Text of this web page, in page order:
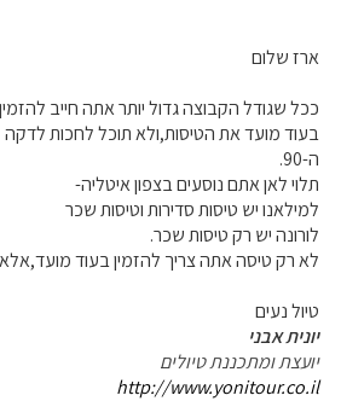
ארז שלום
ככל שגודל הקבוצה גדול יותר אתה חייב להזמין
בעוד מועד את הטיסות,ולא תוכל לחכות לדקה
ה-90.
תלוי לאן אתם נוסעים בצפון איטליה-
למילאנו יש טיסות סדירות וטיסות שכר
לורונה יש רק טיסות שכר.
לא רק טיסה אתה צריך להזמין בעוד
טיול נעים
יונית אבני
יועצת ומתכננת טיולים
http://www.yonitour.co.il